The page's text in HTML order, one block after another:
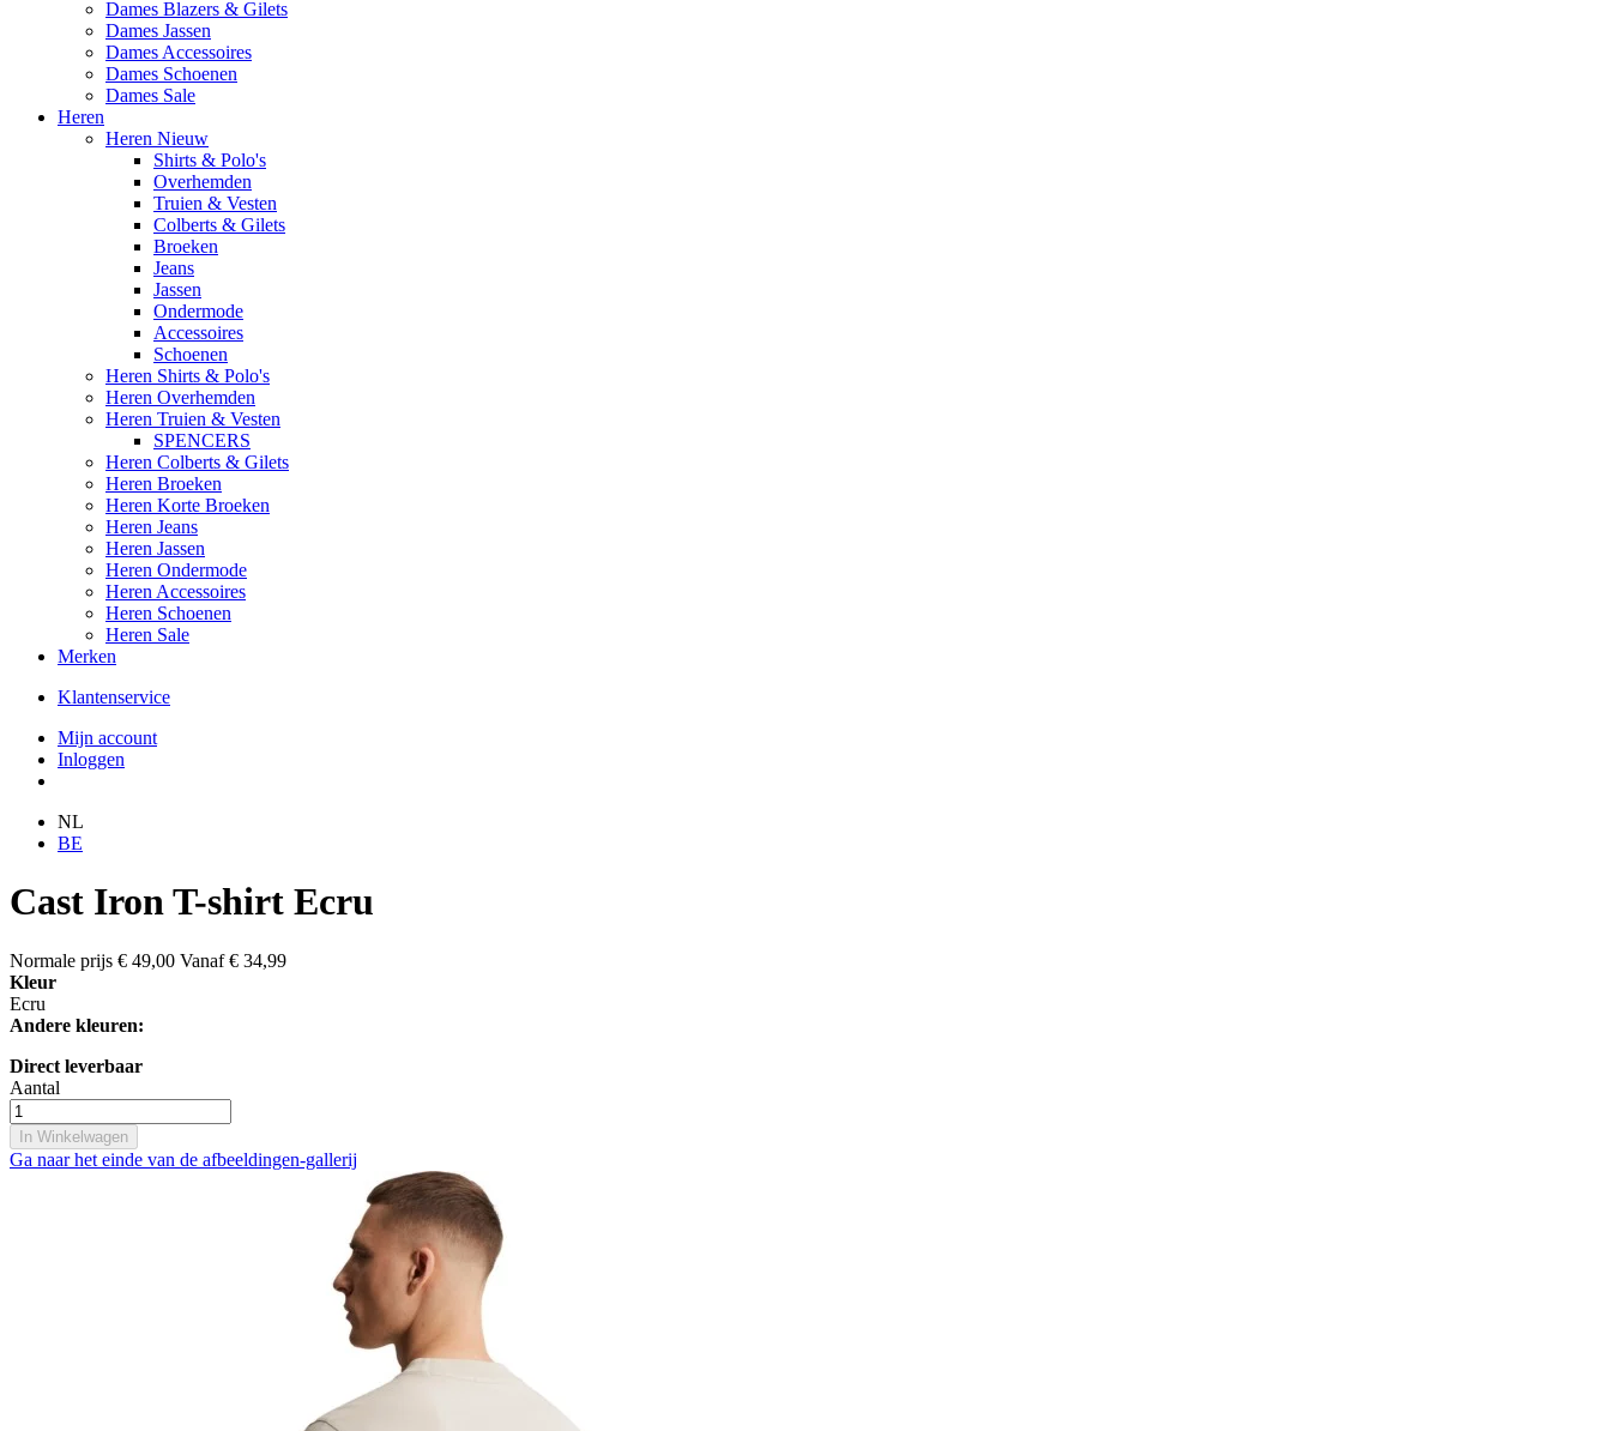
Dames Blazers & Gilets
Dames Jassen
Dames Accessoires
Dames Schoenen
Dames Sale
Heren
Heren Nieuw
Shirts & Polo's
Overhemden
Truien & Vesten
Colberts & Gilets
Broeken
Jeans
Jassen
Ondermode
Accessoires
Schoenen
Heren Shirts & Polo's
Heren Overhemden
Heren Truien & Vesten
SPENCERS
Heren Colberts & Gilets
Heren Broeken
Heren Korte Broeken
Heren Jeans
Heren Jassen
Heren Ondermode
Heren Accessoires
Heren Schoenen
Heren Sale
Merken
Klantenservice
Mijn account
Inloggen
NL
BE
Cast Iron T-shirt Ecru
Normale prijs € 49,00 Vanaf € 34,99
Kleur
Ecru
Andere kleuren:
Direct leverbaar
Aantal
In Winkelwagen
Ga naar het einde van de afbeeldingen-gallerij